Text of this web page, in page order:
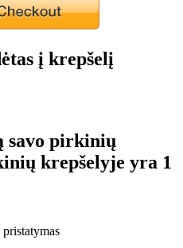
į krepšelį
savo pirkinių
krepšelyje yra 1
pristatymas